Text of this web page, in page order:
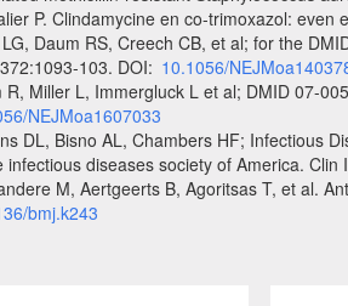
P. Clindamycine en co-trimoxazol:
Daum RS, Creech CB, et al; for the
103. DOI: 10.1056/
R, Miller L, Immergluck L et al; DMID 07-
NEJMoa1607033
DL, Bisno AL, Chambers HF; Infectious
infectious diseases society of America.
M, Aertgeerts B, Agoritsas T, et al.
bmj.k243